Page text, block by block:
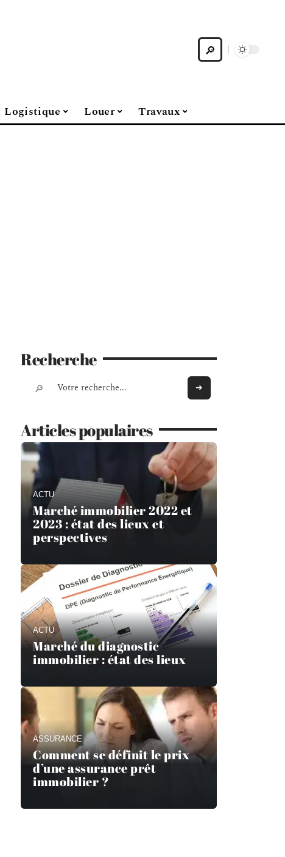
Logistique Louer Travaux
Recherche
Articles populaires
ACTU
Marché immobilier 2022 et
2023 : état des lieux et
perspectives
ACTU
Marché du diagnostic
immobilier : état des lieux
ASSURANCE
Comment se définit le prix
d’une assurance prêt
immobilier ?